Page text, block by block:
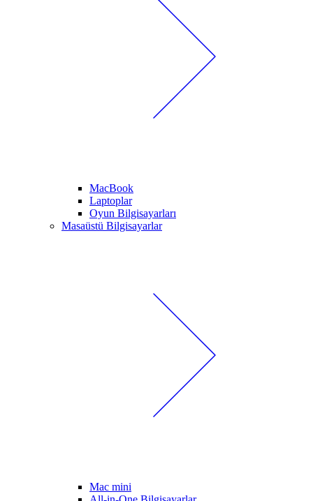
MacBook
Laptoplar
Oyun Bilgisayarları
Masaüstü Bilgisayarlar
Mac mini